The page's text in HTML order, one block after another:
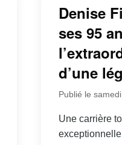
Denise
ses 95
d’une
Publié le
Une carrière